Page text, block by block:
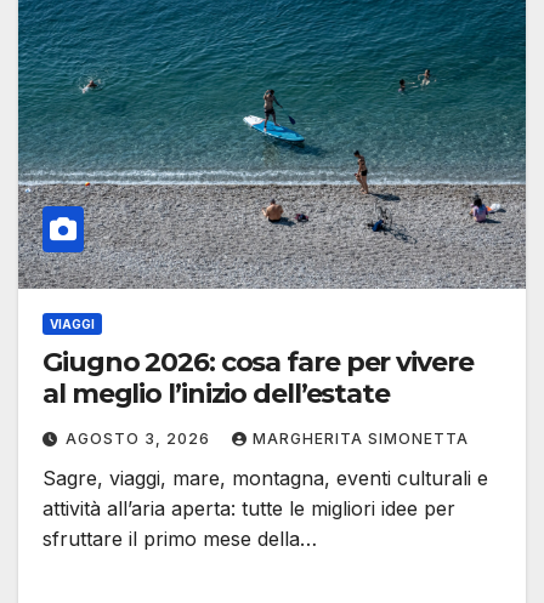
VIAGGI
Giugno 2026: cosa fare per vivere
al meglio l’inizio dell’estate
AGOSTO 3, 2026 MARGHERITA SIMONETTA
Sagre, viaggi, mare, montagna, eventi culturali e
attività all’aria aperta: tutte le migliori idee per
sfruttare il primo mese della…